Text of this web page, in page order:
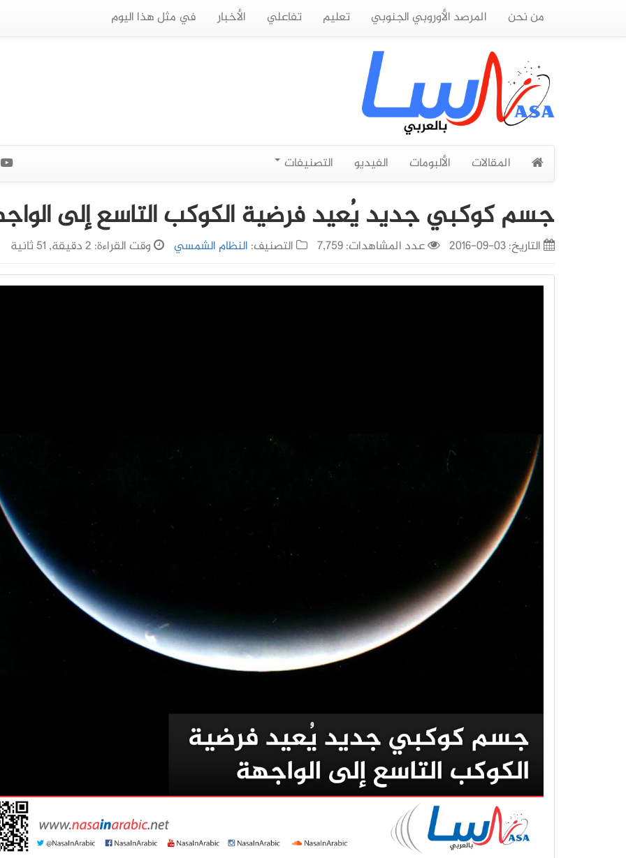
من نحن المرصد الأوروبي الجنوبي تعليم تفاعلي الأخبار في مثل هذا اليوم
المقالات الألبومات الفيديو التصنيفات
جسم كوكبي جديد يُعيد فرضية الكوكب التاسع إلى
التاريخ:03-09-2016 عدد المشاهدات: 7,759 التصنيف: النظام الشمسي وقت القراءة: 2 دقيقة, 51 ثانية